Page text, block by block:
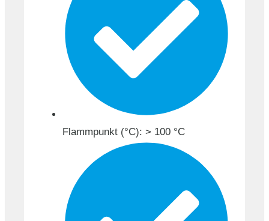
Flammpunkt (°C): > 100 °C